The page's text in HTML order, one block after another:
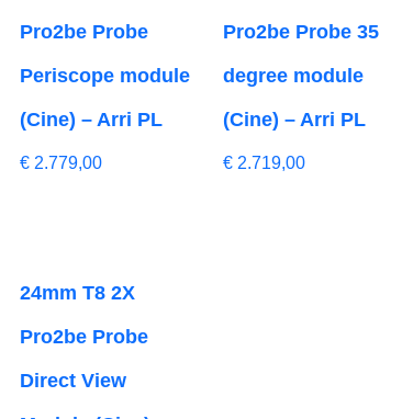
Pro2be Probe
Periscope module
(Cine) – Arri PL
€ 2.779,00
Pro2be Probe 35
degree module
(Cine) – Arri PL
€ 2.719,00
24mm T8 2X
Pro2be Probe
Direct View